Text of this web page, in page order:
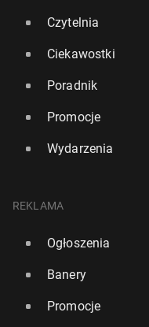
Czytelnia
Ciekawostki
Poradnik
Promocje
Wydarzenia
REKLAMA
Ogłoszenia
Banery
Promocje